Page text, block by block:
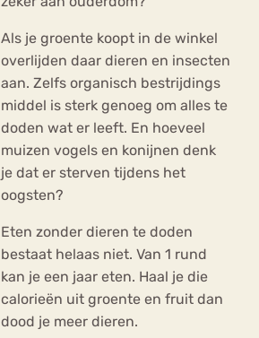
Als je groente koopt in de winkel
overlijden daar dieren en insecten
aan. Zelfs organisch bestrijdings
middel is sterk genoeg om alles te
doden wat er leeft. En hoeveel
muizen vogels en konijnen denk
je dat er sterven tijdens het
oogsten?
Eten zonder dieren te doden
bestaat helaas niet. Van 1 rund
kan je een jaar eten. Haal je die
calorieën uit groente en fruit dan
dood je meer dieren.